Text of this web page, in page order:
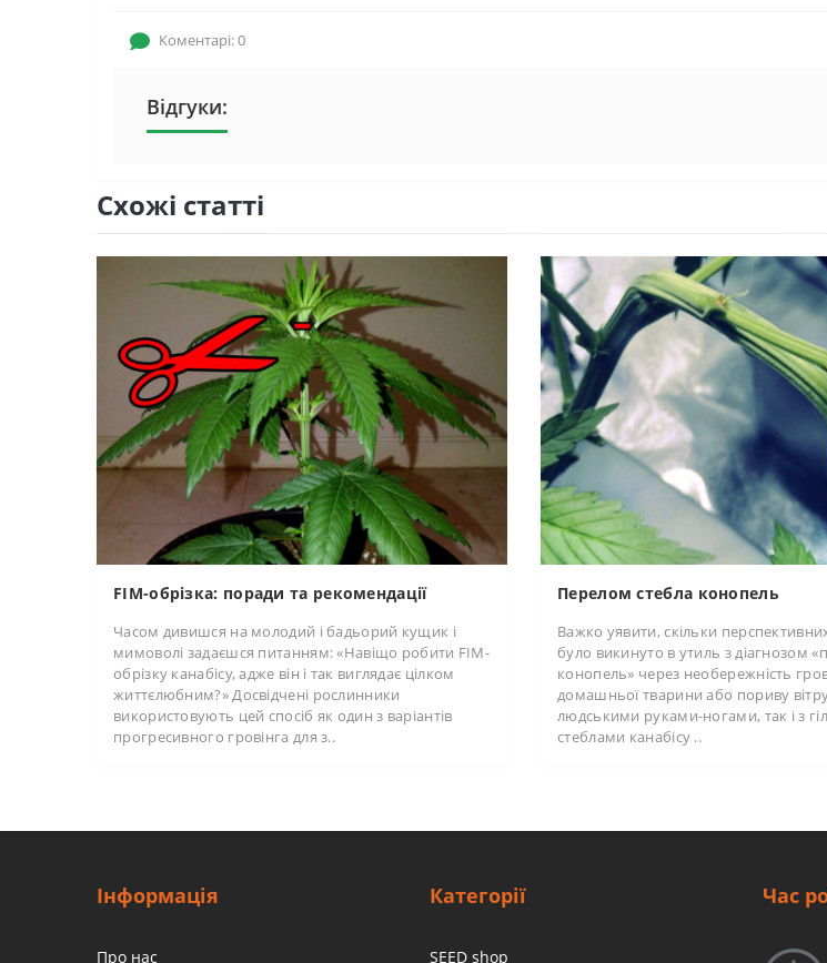
Коментарі: 0
Відгуки:
Схожі статті
FIM-обрізка: поради та рекомендації
Часом дивишся на молодий і бадьорий кущик і
мимоволі задаєшся питанням: «Навіщо робити FIM-
обрізку канабісу, адже він і так виглядає цілком
життєлюбним?» Досвідчені рослинники
використовують цей спосіб як один з варіантів
прогресивного гровінга для з..
Перелом стебла конопель
Важко уявити, скільки
було викинуто в утиль з діагнозом
конопель» через необережність
домашньої тварини або пориву
людськими руками-ногами, так і з
стеблами канабісу ..
Інформація
Про нас
Категорії
SEED shop
Час